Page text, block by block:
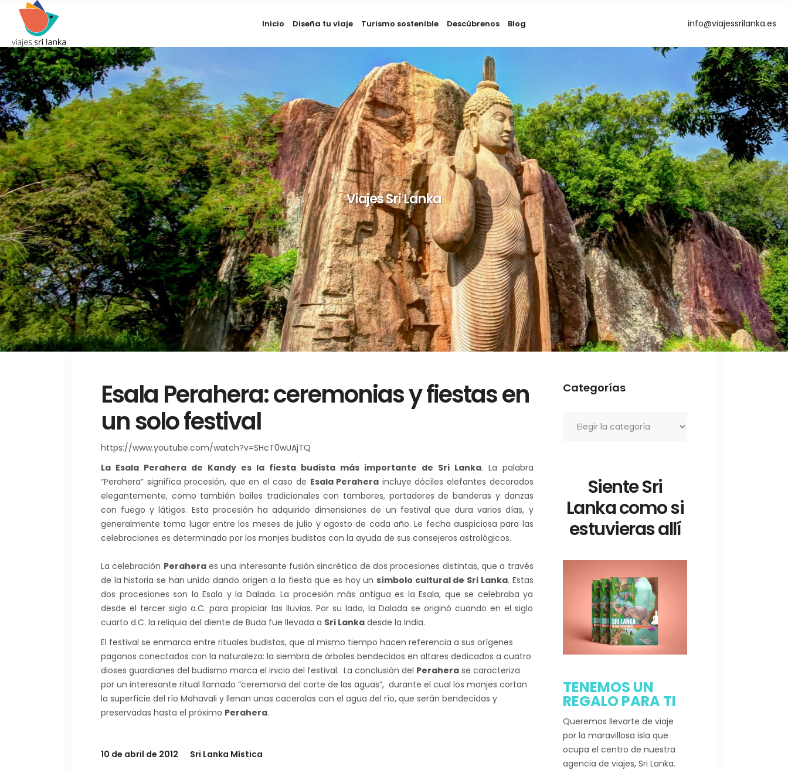
Inicio Diseña tu viaje Turismo sostenible Descúbrenos Blog info@viajessrilanka.es
Viajes Sri Lanka
Esala Perahera: ceremonias y fiestas en
un solo festival
https://www.youtube.com/watch?v=SHcT0wUAjTQ
La Esala Perahera de Kandy es la fiesta budista más importante de Sri Lanka. La palabra
“Perahera” significa procesión, que en el caso de Esala Perahera incluye dóciles elefantes decorados
elegantemente, como también bailes tradicionales con tambores, portadores de banderas y danzas
con fuego y látigos. Esta procesión ha adquirido dimensiones de un festival que dura varios días, y
generalmente toma lugar entre los meses de julio y agosto de cada año. Le fecha auspiciosa para las
celebraciones es determinada por los monjes budistas con la ayuda de sus consejeros astrológicos.
La celebración Peraheraes una interesante fusión sincrética de dos procesiones distintas, que a través
de la historia se han unido dando origen a la fiesta que es hoy unsímbolo cultural de Sri Lanka. Estas
dos procesiones son la Esala y la Dalada. La procesión más antigua es la Esala, que se celebraba ya
desde el tercer siglo a.C. para propiciar las lluvias. Por su lado, la Dalada se originó cuando en el siglo
cuarto d.C. la reliquia del diente de Buda fue llevada a Sri Lanka desde la India.
El festival se enmarca entre rituales budistas, que al mismo tiempo hacen referencia a sus orígenes
paganos conectados con la naturaleza: la siembra de árboles bendecidos en altares dedicados a cuatro
dioses guardianes del budismo marca el inicio del festival. La conclusión del Perahera se caracteriza
por un interesante ritual llamado “ceremonia del corte de las aguas”, durante el cual los monjes cortan
la superficie del río Mahavali y llenan unas cacerolas con el agua del río, que serán bendecidas y
preservadas hasta el próximo Perahera.
10 de abril de 2012 Sri Lanka Mística
Categorías
Siente Sri
Lanka como si
estuvieras allí
TENEMOS UN
REGALO PARA TI
Queremos llevarte de viaje
por la maravillosa isla que
ocupa el centro de nuestra
agencia de viajes, Sri Lanka.